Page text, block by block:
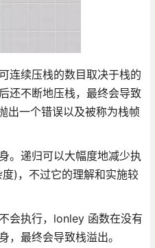
连续压栈的数目取决于栈的
还不断地压栈，最终会导致
出一个错误以及被称为栈帧
。递归可以大幅度地减少执
)，不过它的理解和实施较
会执行，lonley 函数在没有
，最终会导致栈溢出。